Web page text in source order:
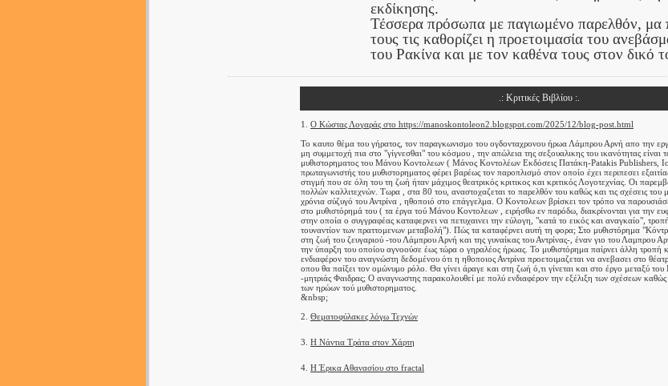
εκδίκησης.
Τέσσερα πρόσωπα με παγιωμένο παρελθόν, μα
τους τις καθορίζει η προετοιμασία του
του Ρακίνα και με τον καθένα τους στον δικό
.: Κριτικές Βιβλίου :.
1. Ο Κώστας Λογαράς στο https://manoskontoleon2.blogspot.com/2025/12/blog-post.html
Το καυτο θέμα του γήρατος, τον παραγκωνισμο του ογδονταχρονου ήρωα Λάμπρου Αρνή απο την
μη συμμετοχή πια στο "γίγνεσθαι" του κόσμου , την απώλεια της σεξουαλικης του ικανότητας είναι
μυθιστορηματος του Μάνου Κοντολεων ( Μάνος Κοντολέων Εκδόσεις Πατάκη-Patakis Publishers,
πρωταγωνιστής του μυθιστορηματος φέρει βαρέως τον παροπλισμό στον οποίο έχει περιπεσει
στιγμή που σε όλη του τη ζωή ήταν μάχιμος θεατρικός κριτικος και κριτικός Λογοτεχνίας. Οι
πολλών καλλιτεχνών. Τωρα , στα 80 του, αναστοχαζεται το παρελθόν του καθώς και τις σχέσεις του
χρόνια σύζυγό του Αντρίνα , ηθοποιό στο επάγγελμα. Ο Κοντολεων βρίσκει τον τρόπο να
στο μυθιστόρημά του ( τα έργα τού Μάνου Κοντολεων , ειρήσθω εν παρόδω, διακρίνονται για την
στην οποία ο συγγραφέας καταφερνει να πετυχαινει την εύλογη, "κατά το εικός και αναγκαίο",
τουναντίον των πραττομενων μεταβολή"). Πώς τα καταφέρνει αυτή τη φορα; Στο μυθιστόρημα
στη ζωή του ζευγαριού -του Λάμπρου Αρνή και της γυναίκας του Αντρίνας-, έναν γιο του Λαμπρου
την ύπαρξη του οποίου αγνοούσε έως τώρα ο γηραλέος ήρωας. Το μυθιστόρημα παίρνει άλλη τροπή
ενδιαφέρον του αναγνώστη δεδομένου ότι η ηθοποιος Αντρίνα προετοιμαζεται να ανεβασει στο
οπου θα παίξει τον ομώνυμο ρόλο. Θα γίνει άραγε και στη ζωή ό,τι γίνεται και στο έργο μεταξύ του
-μητριάς Φαιδρας; Ο αναγνωστης παρακολουθεί με πολύ ενδιαφέρον την εξέλιξη των σχέσεων καθώς
των ηρώων τού μυθιστορηματος.
&nbsp;
2. Θεματοφύλακες λόγω Τεχνών
3. Η Νάντια Τράτα στον Χάρτη
4. Η Έρικα Αθανασίου στο fractal